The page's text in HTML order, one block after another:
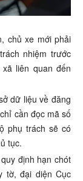
chủ xe mới phải
nhiệm trước
liên quan đến
dữ liệu về đăng
cần đọc mã số
phụ trách sẽ có
tục.
định hạn chót
tờ, đại diện Cục